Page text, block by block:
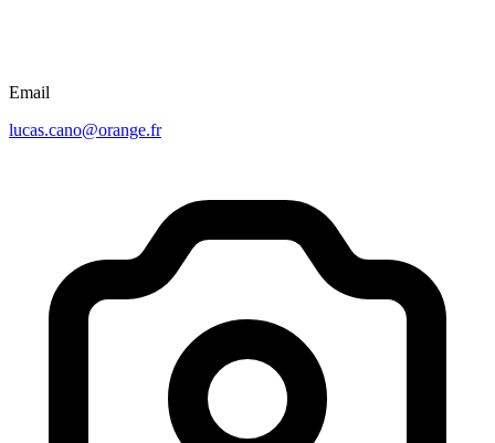
Email
lucas.cano@orange.fr